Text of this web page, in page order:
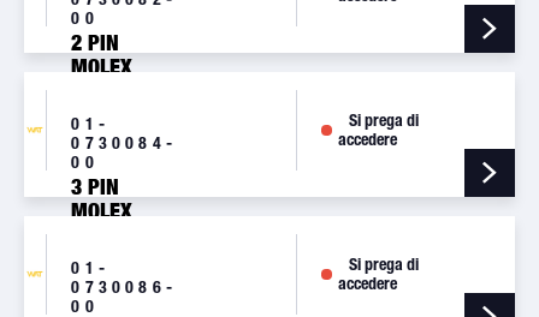
00
2 PIN
MOLEX
[M444]
01-
0730084-
00
3 PIN
MOLEX
[M441]
Si prega di
accedere
01-
0730086-
00
Si prega di
accedere